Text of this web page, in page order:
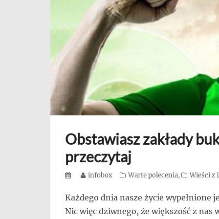
innych
przedsiębiorczości
Obstawiasz zakłady
przeczytaj
PostedAuthor
infobox Categories
Warte polecenia, Wieści z
Każdego dnia nasze życie
Nic więc dziwnego, że większość z